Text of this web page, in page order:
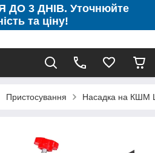
3 ДНІВ. Уточнюйте
та ціну!
Пристосування Насадка на КШМ